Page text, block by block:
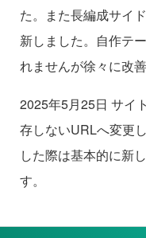
た。また長編成サイ
新しました。自作テ
れませんが徐々に改
2025年5月25日 サイ
存しないURLへ変更
した際は基本的に新
す。